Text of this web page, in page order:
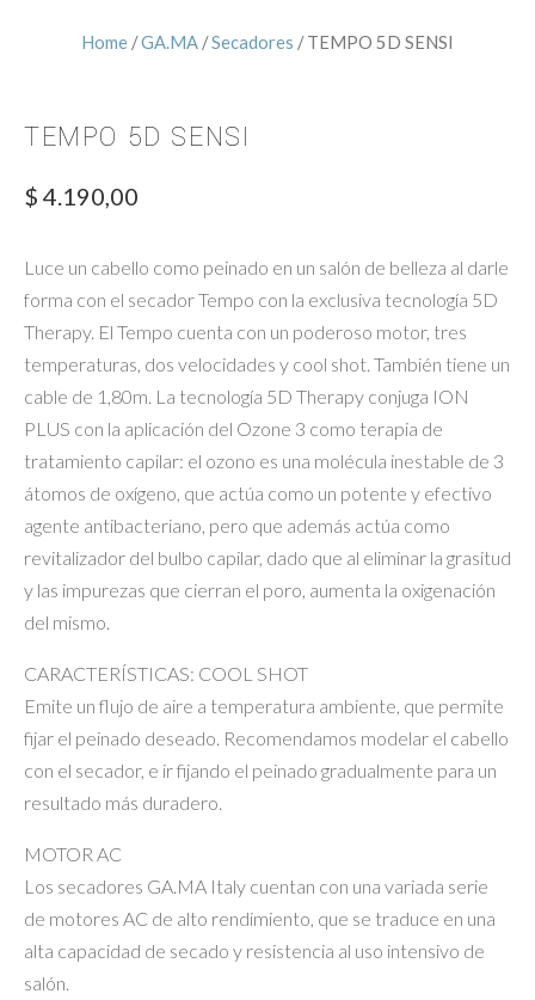
Home /GA.MA /Secadores / TEMPO 5D SENSI
TEMPO 5D SENSI
$ 4.190,00
Luce un cabello como peinado en un salón de belleza al darle
forma con el secador Tempo con la exclusiva tecnología 5D
Therapy. El Tempo cuenta con un poderoso motor, tres
temperaturas, dos velocidades y cool shot. También tiene un
cable de 1,80m. La tecnología 5D Therapy conjuga ION
PLUS con la aplicación del Ozone 3 como terapia de
tratamiento capilar: el ozono es una molécula inestable de 3
átomos de oxígeno, que actúa como un potente y efectivo
agente antibacteriano, pero que además actúa como
revitalizador del bulbo capilar, dado que al eliminar la grasitud
y las impurezas que cierran el poro, aumenta la oxigenación
del mismo.
CARACTERÍSTICAS: COOL SHOT
Emite un flujo de aire a temperatura ambiente, que permite
fijar el peinado deseado. Recomendamos modelar el cabello
con el secador, e ir fijando el peinado gradualmente para un
resultado más duradero.
MOTOR AC
Los secadores GA.MA Italy cuentan con una variada serie
de motores AC de alto rendimiento, que se traduce en una
alta capacidad de secado y resistencia al uso intensivo de
salón.